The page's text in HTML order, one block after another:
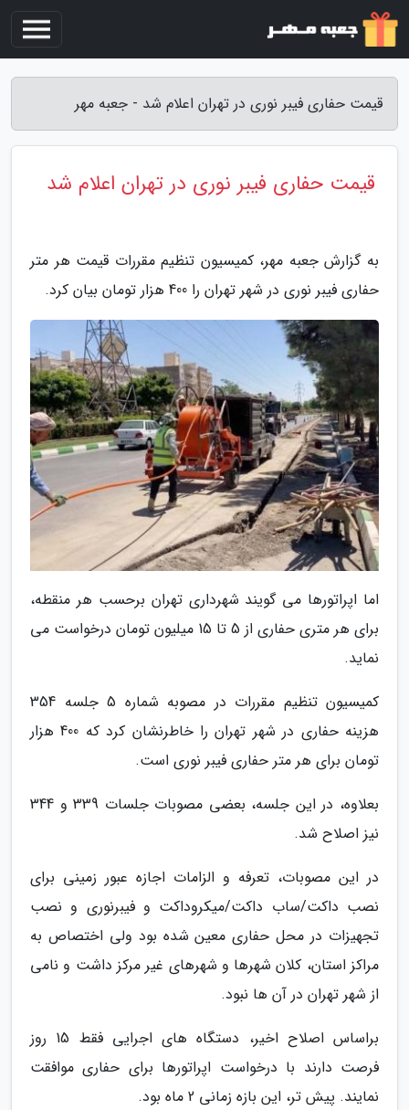
قیمت حفاری فیبر نوری در تهران اعلام شد - جعبه مهر
قیمت حفاری فیبر نوری در تهران اعلام شد
به گزارش جعبه مهر، کمیسیون تنظیم مقررات قیمت هر متر
حفاری فیبر نوری در شهر تهران را 400 هزار تومان بیان کرد.
اما اپراتورها می گویند شهرداری تهران برحسب هر منقطه،
برای هر متری حفاری از 5 تا 15 میلیون تومان درخواست می
نماید.
کمیسیون تنظیم مقررات در مصوبه شماره 5 جلسه 354
هزینه حفاری در شهر تهران را خاطرنشان کرد که 400 هزار
تومان برای هر متر حفاری فیبر نوری است.
بعلاوه، در این جلسه، بعضی مصوبات جلسات 339 و 344
نیز اصلاح شد.
در این مصوبات، تعرفه و الزامات اجازه عبور زمینی برای
نصب داکت/ساب داکت/میکروداکت و فیبرنوری و نصب
تجهیزات در محل حفاری معین شده بود ولی اختصاص به
مراکز استان، کلان شهرها و شهرهای غیر مرکز داشت و نامی
از شهر تهران در آن ها نبود.
براساس اصلاح اخیر، دستگاه های اجرایی فقط 15 روز
فرصت دارند با درخواست اپراتورها برای حفاری موافقت
نمایند. پیش تر، این بازه زمانی 2 ماه بود.